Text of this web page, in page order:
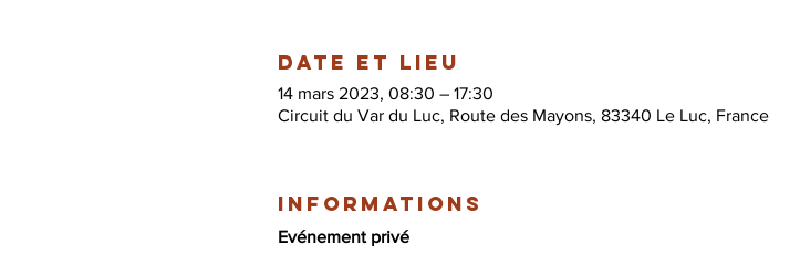
Date et lieu
14 mars 2023, 08:30 – 17:30
Circuit du Var du Luc, Route des Mayons, 83340 Le Luc, France
Informations
Evénement privé